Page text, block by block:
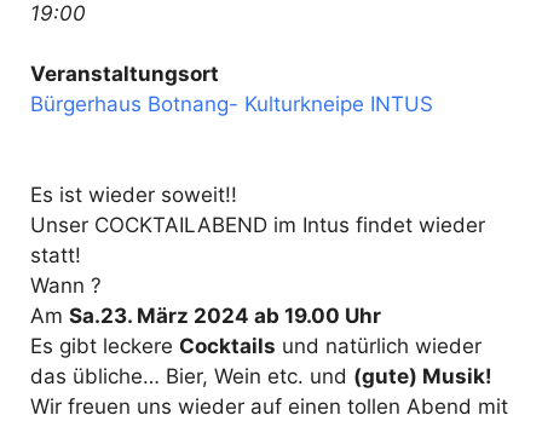
19:00
Veranstaltungsort
Bürgerhaus Botnang- Kulturkneipe INTUS
Es ist wieder soweit!!
Unser COCKTAILABEND im Intus findet wieder
statt!
Wann ?
Am Sa.23. März 2024 ab 19.00 Uhr
Es gibt leckere Cocktails und natürlich wieder
das übliche… Bier, Wein etc. und (gute) Musik!
Wir freuen uns wieder auf einen tollen Abend mit